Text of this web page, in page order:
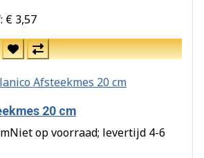
€ 3,57
20 cm
op voorraad; levertijd 4-6